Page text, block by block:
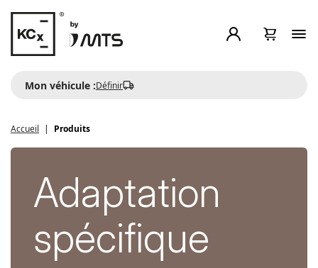
Mon véhicule :Définir
Accueil Produits
Adaptation
spécifique